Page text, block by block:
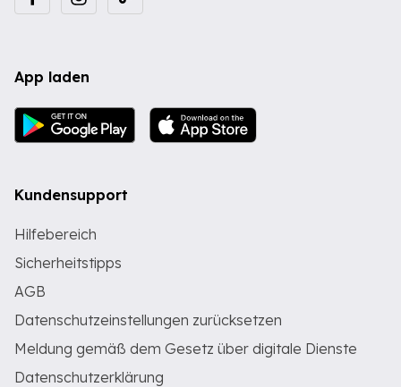
App laden
Kundensupport
Hilfebereich
Sicherheitstipps
AGB
Datenschutzeinstellungen zurücksetzen
Meldung gemäß dem Gesetz über digitale Dienste
Datenschutzerklärung